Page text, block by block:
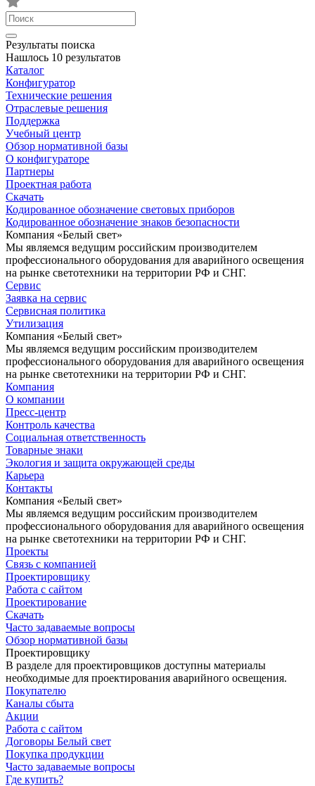
Результаты поиска
Нашлось 10 результатов
Каталог
Конфигуратор
Технические решения
Отраслевые решения
Поддержка
Учебный центр
Обзор нормативной базы
О конфигураторе
Партнеры
Проектная работа
Скачать
Кодированное обозначение световых приборов
Кодированное обозначение знаков безопасности
Компания «Белый свет»
Мы являемся ведущим российским производителем
профессионального оборудования для аварийного освещения
на рынке светотехники на территории РФ и СНГ.
Сервис
Заявка на сервис
Сервисная политика
Утилизация
Компания «Белый свет»
Мы являемся ведущим российским производителем
профессионального оборудования для аварийного освещения
на рынке светотехники на территории РФ и СНГ.
Компания
О компании
Пресс-центр
Контроль качества
Социальная ответственность
Товарные знаки
Экология и защита окружающей среды
Карьера
Контакты
Компания «Белый свет»
Мы являемся ведущим российским производителем
профессионального оборудования для аварийного освещения
на рынке светотехники на территории РФ и СНГ.
Проекты
Связь с компанией
Проектировщику
Работа с сайтом
Проектирование
Скачать
Часто задаваемые вопросы
Обзор нормативной базы
Проектировщику
В разделе для проектировщиков доступны материалы
необходимые для проектирования аварийного освещения.
Покупателю
Каналы сбыта
Акции
Работа с сайтом
Договоры Белый свет
Покупка продукции
Часто задаваемые вопросы
Где купить?